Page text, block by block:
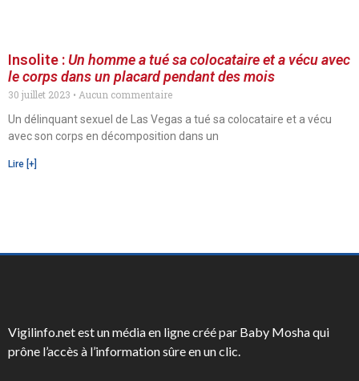
Insolite : Un homme a tué sa colocataire et a vécu avec
le corps dans un placard pendant des mois
30 juillet 2023
Aucun commentaire
Un délinquant sexuel de Las Vegas a tué sa colocataire et a vécu
avec son corps en décomposition dans un
Lire [+]
Vigilinfo.net est un média en ligne créé par Baby Mosha qui
prône l’accès à l’information sûre en un clic.